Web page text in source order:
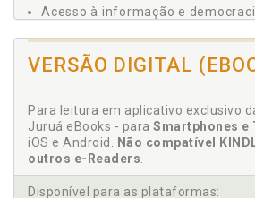
3 - PRINCÍPIOS NORTEADORES DO
3.1.1 Primeira consequência: o
3.1.2 Segunda consequência: o
de limitação ao direito de
compete ao Estado, p. 94
3.1.3 Terceira
precedência em caso de conflito
Acesso à informação e
Acesso à informação e direitos
Acesso à informação e o direito
documentos públicos, p. 167
acesso à informação, p. 57
Acesso à informação.
princípios de acesso à infor-
Acesso à informação. Pedido de
VERSÃO DIGITAL
Para leitura em aplicativo exclusivo
Juruá eBooks - para Smartphones e
iOS e Android. Não compatível
outros e-Readers.
Disponível para as plataformas: